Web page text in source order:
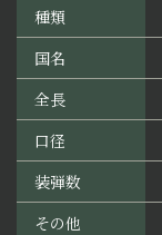
種類
国名
全長
口径
装弾数
その他